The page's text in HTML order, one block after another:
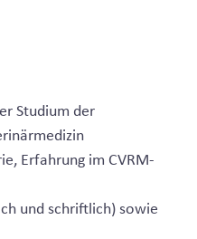
Studium der
Erfahrung im CVRM-
und schriftlich) sowie